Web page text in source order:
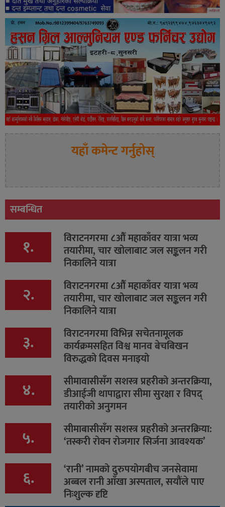
यहाँ कमेन्ट गर्नुहोस्
सम्बन्धित
१. विराटनगरमा ८औँ महाकाँवर यात्रा भव्य
तयारीमा, चार खोलाबाट जल सङ्कलन गरी
निकालिने यात्रा
२. विराटनगरमा ८औँ महाकाँवर यात्रा भव्य
तयारीमा, चार खोलाबाट जल सङ्कलन गरी
निकालिने यात्रा
३. विराटनगरमा विभिन्न सचेतनामूलक
कार्यक्रमसहित विश्व मानव बेचबिखन
विरुद्धको दिवस मनाइयो
४. सीमावासीसँग सशस्त्र प्रहरीको अन्तरक्रिया,
डीआईजी थापाद्वारा सीमा सुरक्षा र विपद्
तयारीको अनुगमन
५. सीमाबासीसँग सशस्त्र प्रहरीको अन्तरक्रिया:
‘तस्करी रोक्न रोजगार सिर्जना आवश्यक’
६. ‘रानी’ नामको दुरुपयोगबीच जनसेवामा
अब्बल रानी आँखा अस्पताल, सयौंले पाए
निःशुल्क दृष्टि